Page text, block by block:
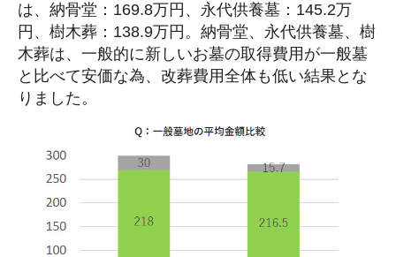
は、納骨堂：169.8万円、永代供養墓：145.2万
円、樹木葬：138.9万円。納骨堂、永代供養墓、樹
木葬は、一般的に新しいお墓の取得費用が一般墓
と比べて安価な為、改葬費用全体も低い結果とな
りました。